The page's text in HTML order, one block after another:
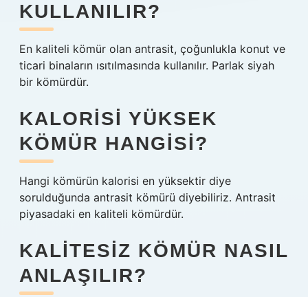
KULLANILIR?
En kaliteli kömür olan antrasit, çoğunlukla konut ve
ticari binaların ısıtılmasında kullanılır. Parlak siyah
bir kömürdür.
KALORISI YÜKSEK
KÖMÜR HANGISI?
Hangi kömürün kalorisi en yüksektir diye
sorulduğunda antrasit kömürü diyebiliriz. Antrasit
piyasadaki en kaliteli kömürdür.
KALITESIZ KÖMÜR NASIL
ANLAŞILIR?